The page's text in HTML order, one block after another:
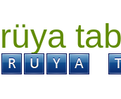
rüya